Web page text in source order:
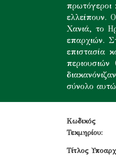
πρωτόγεροι
ελλείπουν.
Χανιά, το
επαρχιών.
επιστασία
σύνολο
Κωδικός
Τεκμηρίου:
Τίτλος